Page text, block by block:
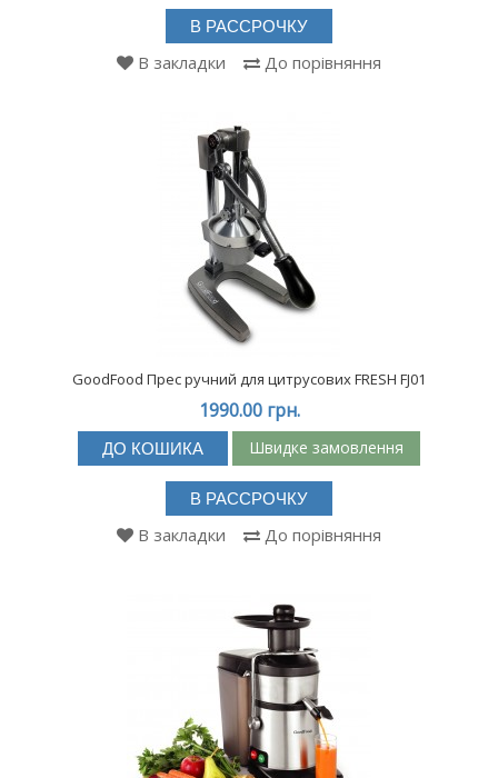
В РАССРОЧКУ
В закладки До порівняння
GoodFood Прес ручний для цитрусових FRESH FJ01
1990.00 грн.
ДО КОШИКА Швидке замовлення
В РАССРОЧКУ
В закладки До порівняння